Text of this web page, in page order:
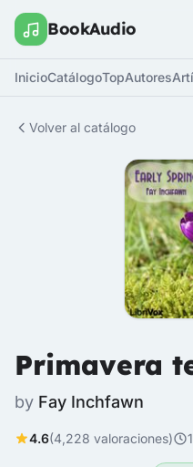
BookAudio
InicioCatálogoTopAutores
Volver al catálogo
Primavera
by Fay Inchfawn
4.6(4,228 valoraciones)